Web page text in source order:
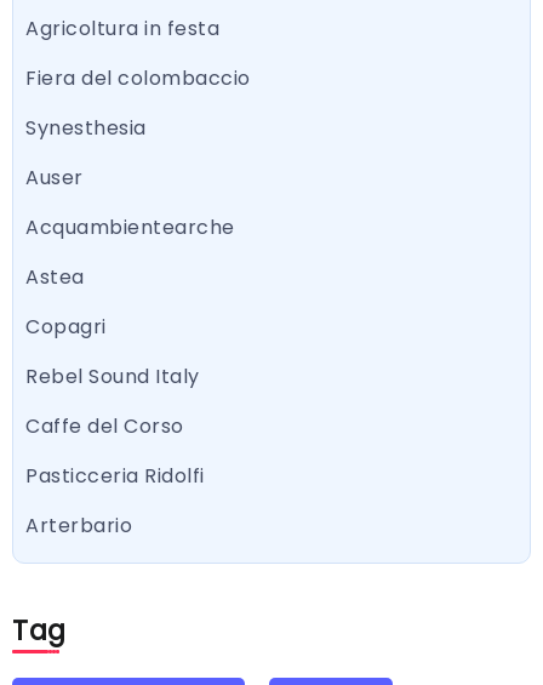
Agricoltura in festa
Fiera del colombaccio
Synesthesia
Auser
Acquambientearche
Astea
Copagri
Rebel Sound Italy
Caffe del Corso
Pasticceria Ridolfi
Arterbario
Tag